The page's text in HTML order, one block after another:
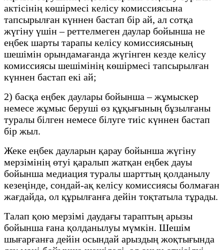
актісінің көшірмесі келісу комиссиясына
тапсырылған күннен бастап бір ай, ал сотқа
жүгіну үшін – реттелмеген даулар бойынша не
еңбек шарты тарапы келісу комиссиясының
шешімін орындамағанда жүгінген кезде келісу
комиссиясы шешімінің көшірмесі тапсырылған
күннен бастап екі ай;
2) басқа еңбек даулары бойынша – жұмыскер
немесе жұмыс беруші өз құқығының бұзылғаны
туралы білген немесе білуге тиіс күннен бастап
бір жыл.
Жеке еңбек дауларын қарау бойынша жүгіну
мерзімінің өтуі қаралып жатқан еңбек дауы
бойынша медиация туралы шарттың қолданылу
кезеңінде, сондай-ақ келісу комиссиясы болмаған
жағдайда, ол құрылғанға дейін тоқтатыла тұрады.
Талап қою мерзімі даудағы тараптың арызы
бойынша ғана қолданылуы мүмкін. Шешім
шығарғанға дейін осындай арыздың жоқтығында